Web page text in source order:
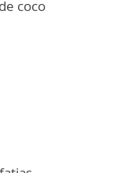
coco